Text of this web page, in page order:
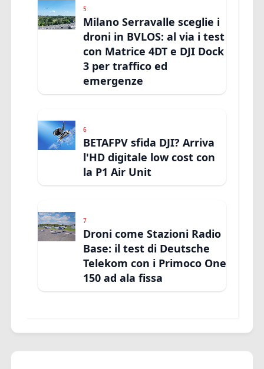
5
Milano Serravalle sceglie i
droni in BVLOS: al via i test
con Matrice 4DT e DJI Dock
3 per traffico ed
emergenze
6
BETAFPV sfida DJI? Arriva
l'HD digitale low cost con
la P1 Air Unit
7
Droni come Stazioni Radio
Base: il test di Deutsche
Telekom con i Primoco One
150 ad ala fissa